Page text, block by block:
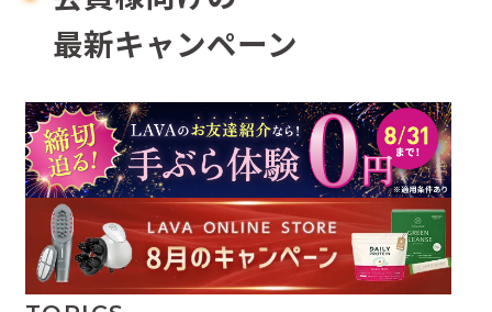
最新キャンペーン